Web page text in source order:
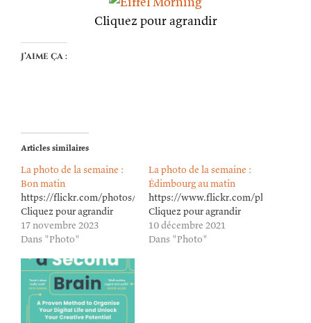
Cliquez pour agrandir
J’aime ça :
Articles similaires
La photo de la semaine :
Bon matin
https://flickr.com/photos/lioneldavoust/53333365578/in/
Cliquez pour agrandir
17 novembre 2023
Dans "Photo"
La photo de la semaine :
Édimbourg au matin
https://www.flickr.com/photos/
Cliquez pour agrandir
10 décembre 2021
Dans "Photo"